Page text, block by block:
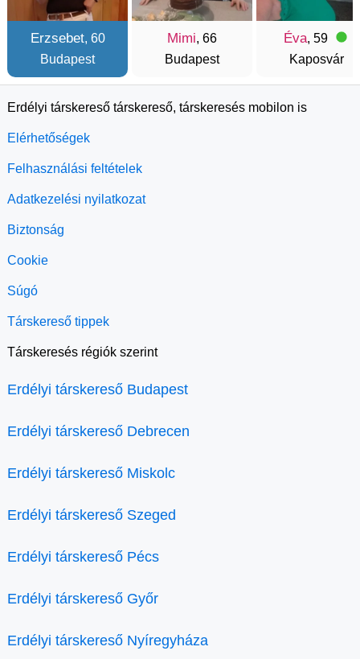
Erzsebet, 60
Budapest
Mimi, 66
Budapest
Éva, 59
Kaposvár
Erdélyi társkereső társkereső, társkeresés mobilon is
Elérhetőségek
Felhasználási feltételek
Adatkezelési nyilatkozat
Biztonság
Cookie
Súgó
Társkereső tippek
Társkeresés régiók szerint
Erdélyi társkereső Budapest
Erdélyi társkereső Debrecen
Erdélyi társkereső Miskolc
Erdélyi társkereső Szeged
Erdélyi társkereső Pécs
Erdélyi társkereső Győr
Erdélyi társkereső Nyíregyháza